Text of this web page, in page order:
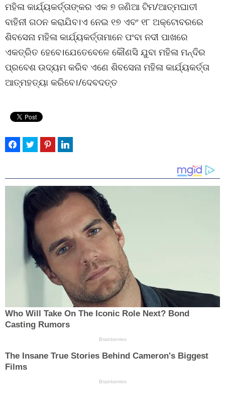
ମହିଳା କାର୍ଯ୍ୟକର୍ତ୍ତାଙ୍କର ଏକ ୭ ଜଣିଆ ଟିମ/ଆତ୍ମଘାତୀ
ବାହିନୀ ଗଠନ କରାଯିବ।ଏ ନେଇ ୧୭ ଏବଂ ୧୮ ଅକ୍ଟୋବରରେ
ଶିବସେନା ମହିଳା କାର୍ଯ୍ୟକର୍ତ୍ତାମାନେ ପଂବା ନଦୀ ପାଖରେ
ଏକତ୍ରିତ ହେବେ।ଯେତେବେଳେ କୌଣସି ଯୁବା ମହିଳା ମନ୍ଦିର
ପ୍ରବେଶ ଉଦ୍ୟମ କରିବ ଏଣେ ଶିବସେନା ମହିଳା କାର୍ଯ୍ୟକର୍ତ୍ତା
ଆତ୍ମହତ୍ୟା କରିବେ।/ଦେବଦତ୍ତ